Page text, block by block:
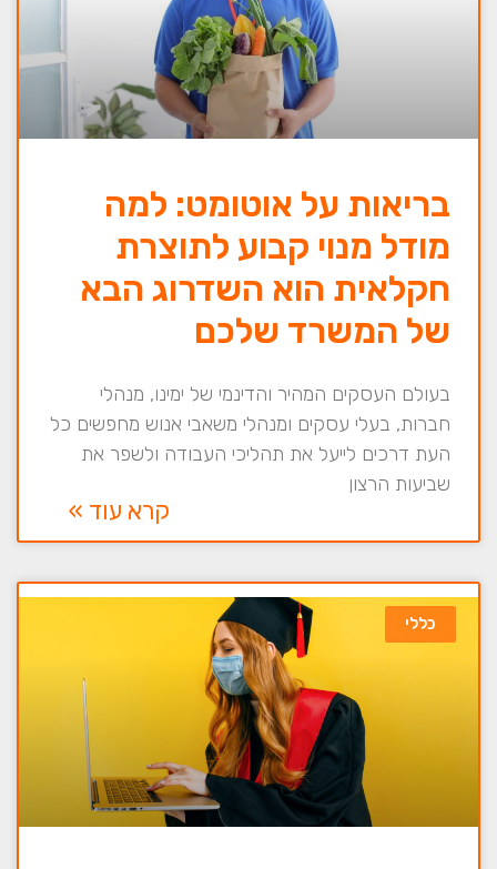
בריאות על אוטומט: למה
מודל מנוי קבוע לתוצרת
חקלאית הוא השדרוג הבא
של המשרד שלכם
בעולם העסקים המהיר והדינמי של ימינו, מנהלי
חברות, בעלי עסקים ומנהלי משאבי אנוש מחפשים כל
העת דרכים לייעל את תהליכי העבודה ולשפר את
שביעות הרצון
קרא עוד »
כללי